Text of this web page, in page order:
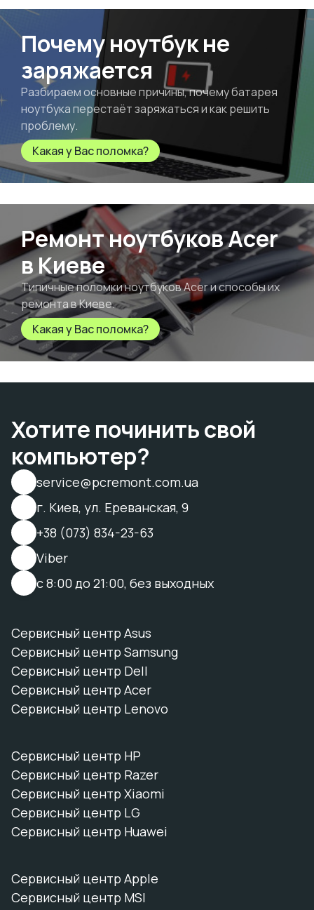
Почему ноутбук не
заряжается
Разбираем основные причины, почему батарея
ноутбука перестаёт заряжаться и как решить
проблему.
Какая у Вас поломка?
Ремонт ноутбуков Acer
в Киеве
Типичные поломки ноутбуков Acer и способы их
ремонта в Киеве.
Какая у Вас поломка?
Хотите починить свой
компьютер?
service@pcremont.com.ua
г. Киев, ул. Ереванская, 9
+38 (073) 834-23-63
Viber
с 8:00 до 21:00, без выходных
Сервисный центр Asus
Сервисный центр Samsung
Сервисный центр Dell
Сервисный центр Acer
Сервисный центр Lenovo
Сервисный центр HP
Сервисный центр Razer
Сервисный центр Xiaomi
Сервисный центр LG
Сервисный центр Huawei
Сервисный центр Apple
Сервисный центр MSI